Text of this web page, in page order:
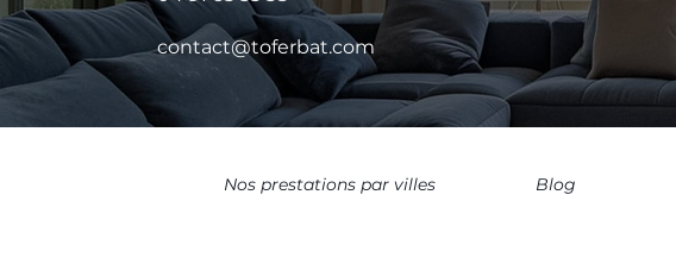
contact@toferbat.com
Nos prestations par villes Blog